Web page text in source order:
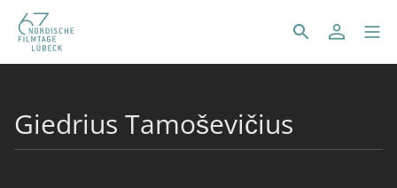
Giedrius Tamoševičius